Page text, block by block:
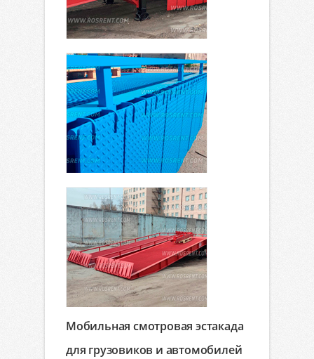
Мобильная смотровая эстакада
для грузовиков и автомобилей